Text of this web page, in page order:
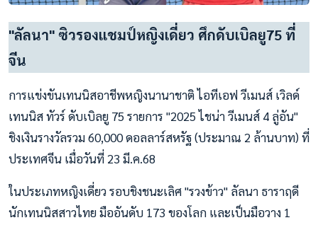
"ลัลนา" ซิวรองแชมป์หญิงเดี่ยว ศึกดับเบิลยู75 ที่
จีน
การแข่งขันเทนนิสอาชีพหญิงนานาชาติ ไอทีเอฟ วีเมนส์ เวิลด์
เทนนิส ทัวร์ ดับเบิลยู 75 รายการ "2025 ไชน่า วีเมนส์ 4 ลู่อัน"
ชิงเงินรางวัลรวม 60,000 ดอลลาร์สหรัฐ (ประมาณ 2 ล้านบาท) ที่
ประเทศจีน เมื่อวันที่ 23 มี.ค.68
ในประเภทหญิงเดี่ยว รอบชิงชนะเลิศ "รวงข้าว" ลัลนา ธาราฤดี
นักเทนนิสสาวไทย มืออันดับ 173 ของโลก และเป็นมือวาง 1